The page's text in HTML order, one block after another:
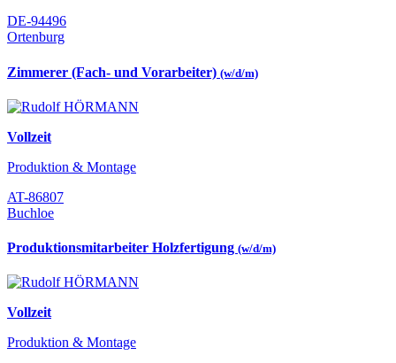
DE-94496
Ortenburg
Zimmerer (Fach- und Vorarbeiter) (w/d/m)
Vollzeit
Produktion & Montage
AT-86807
Buchloe
Produktionsmitarbeiter Holzfertigung (w/d/m)
Vollzeit
Produktion & Montage